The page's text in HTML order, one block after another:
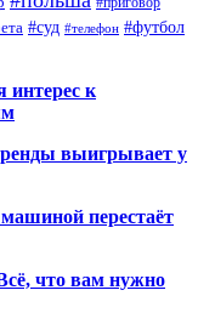
#суд #телефон #футбол
интерес к
выигрывает у
перестаёт
что вам нужно